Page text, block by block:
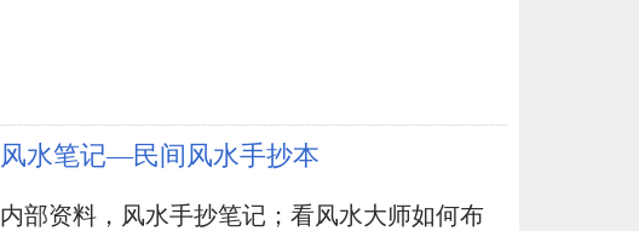
风水笔记—民间风水手抄本
内部资料，风水手抄笔记；看风水大师如何布